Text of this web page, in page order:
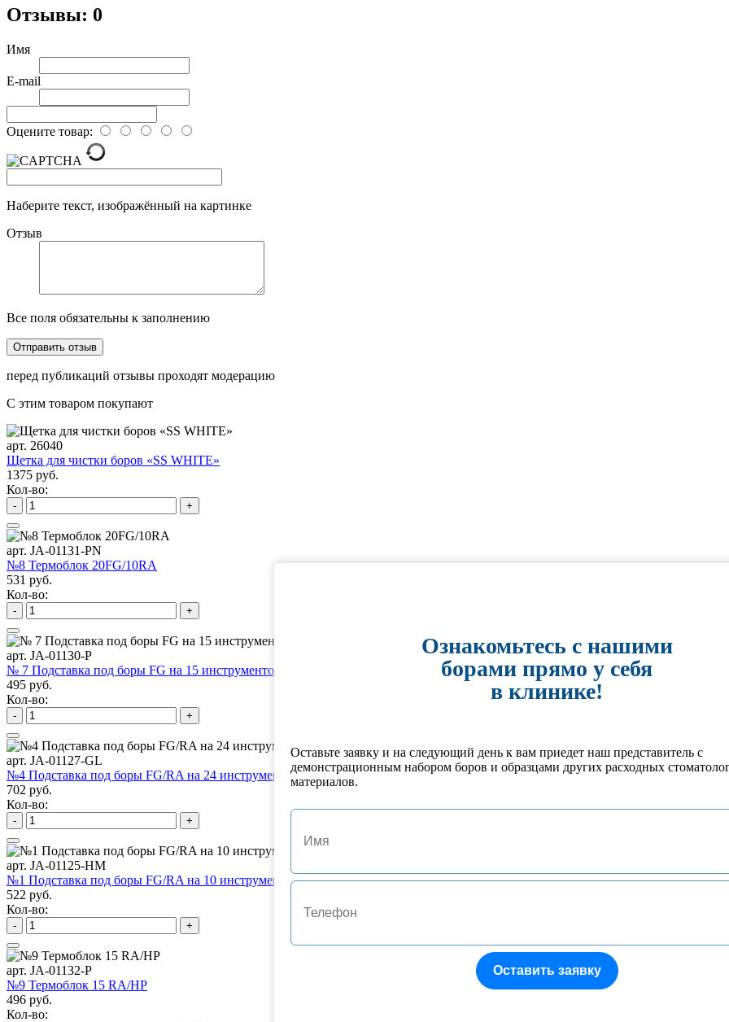
Отзывы: 0
Имя
E-mail
Оцените товар:
Наберите текст, изображённый на картинке
Отзыв
Все поля обязательны к заполнению
перед публикаций отзывы проходят модерацию
С этим товаром покупают
арт. 26040
Щетка для чистки боров «SS WHITE»
1375 руб.
Кол-во:
- +
арт. JA-01131-PN
№8 Термоблок 20FG/10RA
531 руб.
Кол-во:
- +
арт. JA-01130-P
№ 7 Подставка под боры FG на 15 инструментов
495 руб.
Кол-во:
- +
арт. JA-01127-GL
№4 Подставка под боры FG/RA на 24 инструмента
702 руб.
Кол-во:
- +
арт. JA-01125-HM
№1 Подставка под боры FG/RA на 10 инструментов
522 руб.
Кол-во:
- +
арт. JA-01132-P
№9 Термоблок 15 RA/HP
496 руб.
Кол-во:
Ознакомьтесь с нашими
борами прямо у себя
в клинике!
Оставьте заявку и на следующий день к вам приедет наш представитель с
демонстрационным набором боров и образцами других расходных
материалов.
Оставить заявку